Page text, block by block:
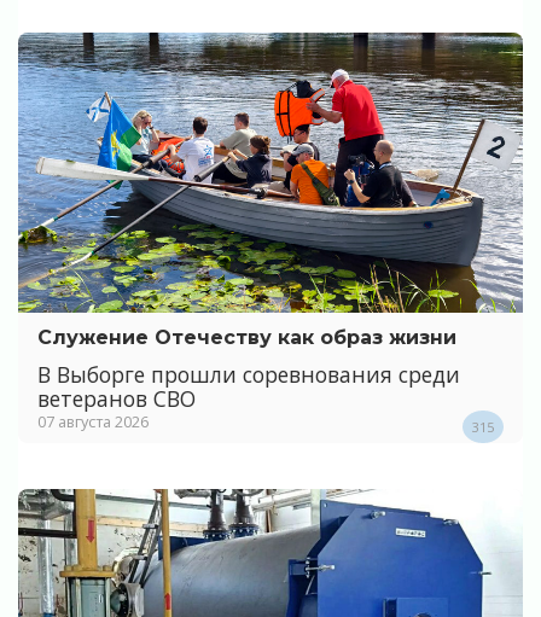
Служение Отечеству как образ жизни
В Выборге прошли соревнования среди
ветеранов СВО
07 августа 2026 315